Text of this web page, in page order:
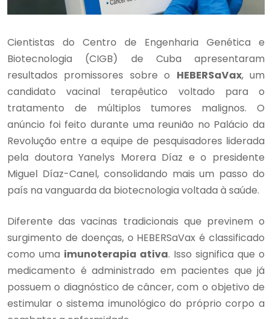
Cientistas do Centro de Engenharia Genética e
Biotecnologia (CIGB) de Cuba apresentaram
resultados promissores sobre o HEBERSaVax, um
candidato vacinal terapêutico voltado para o
tratamento de múltiplos tumores malignos. O
anúncio foi feito durante uma reunião no Palácio da
Revolução entre a equipe de pesquisadores liderada
pela doutora Yanelys Morera Díaz e o presidente
Miguel Díaz-Canel, consolidando mais um passo do
país na vanguarda da biotecnologia voltada à saúde.
Diferente das vacinas tradicionais que previnem o
surgimento de doenças, o HEBERSaVax é classificado
como uma imunoterapia ativa. Isso significa que o
medicamento é administrado em pacientes que já
possuem o diagnóstico de câncer, com o objetivo de
estimular o sistema imunológico do próprio corpo a